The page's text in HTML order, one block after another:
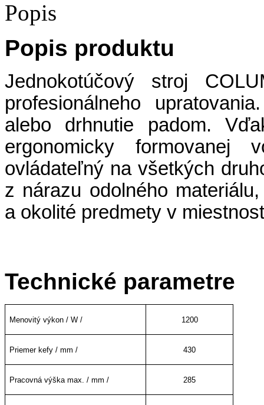
Popis
Popis produktu
Jednokotúčový stroj
profesionálneho
alebo drhnutie padom.
ergonomicky
ovládateľný na všetkých
z nárazu odolného
a okolité predmety v
Technické parametre
Menovitý výkon / W / 1200
Priemer kefy / mm / 430
Pracovná výška max. / mm / 285